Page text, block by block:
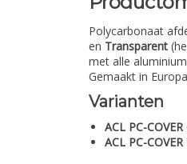
Polycarbonaat
en Transparent
met alle
Gemaakt in
Varianten
ACL PC-
ACL PC-